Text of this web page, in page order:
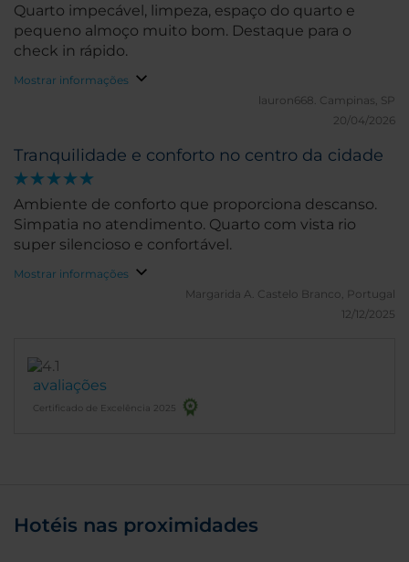
Quarto impecável, limpeza, espaço do quarto e
pequeno almoço muito bom. Destaque para o
check in rápido.
Mostrar informações
lauron668. Campinas, SP
20/04/2026
Tranquilidade e conforto no centro da cidade
Ambiente de conforto que proporciona descanso.
Simpatia no atendimento. Quarto com vista rio
super silencioso e confortável.
Mostrar informações
Margarida A. Castelo Branco, Portugal
12/12/2025
avaliações
Certificado de Excelência 2025
Hotéis nas proximidades